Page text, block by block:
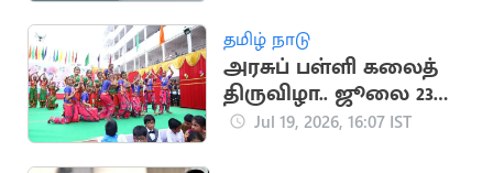
தமிழ் நாடு
அரசுப் பள்ளி கலைத்
திருவிழா.. ஜூலை 23
முதல் தொடக்கம்
Jul 19, 2026, 16:07 IST